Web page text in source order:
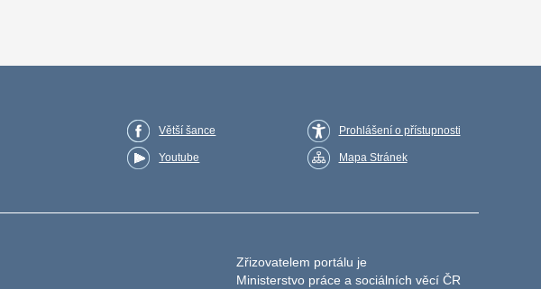
Větší šance
Youtube
Prohlášení o přístupnosti
Mapa Stránek
Zřizovatelem portálu je
Ministerstvo práce a sociálních věcí ČR